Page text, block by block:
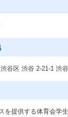
谷区 渋谷 2-21-1 渋
を提供する体育会学